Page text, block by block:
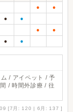
● ●
● ●
● ●
● ●
/ アイペット / 予
/ 時間外診療 / 往
[7月: 120 | 6月: 137 ]